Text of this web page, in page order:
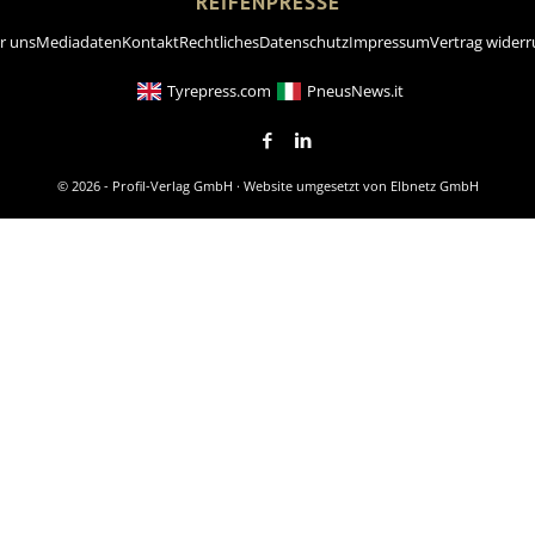
unsMediadatenKontaktRechtlichesDatenschutzImpressumVertrag
Tyrepress.com PneusNews.it
© 2026 - Profil-Verlag GmbH · Website umgesetzt von Elbnetz GmbH